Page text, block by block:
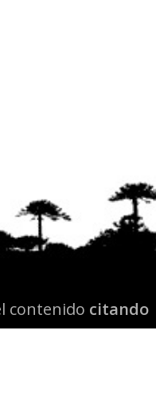
contenido citando